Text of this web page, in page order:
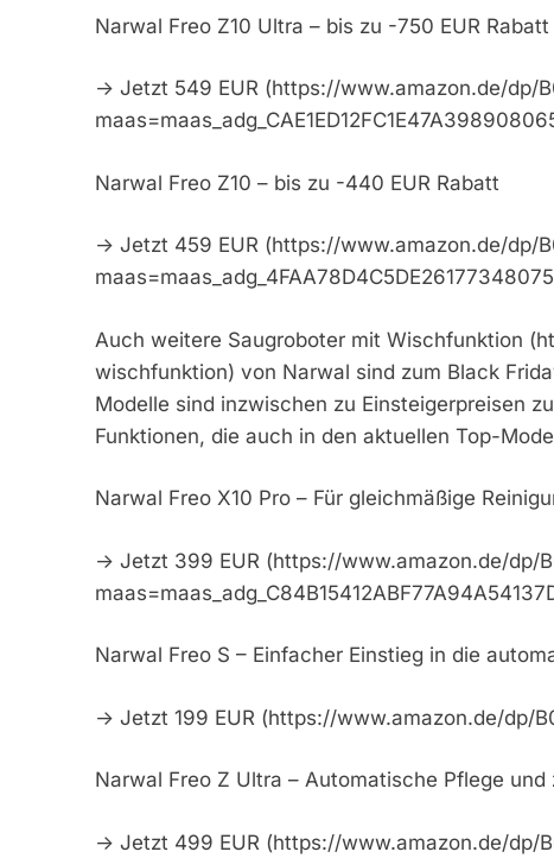
Narwal Freo Z10 Ultra – bis zu -750 EUR Rabatt
-> Jetzt 549 EUR (https://www.amazon.de/dp/
Narwal Freo Z10 – bis zu -440 EUR Rabatt
-> Jetzt 459 EUR (https://www.amazon.de/dp/
Auch weitere Saugroboter mit Wischfunktion
wischfunktion) von Narwal sind zum Black
Modelle sind inzwischen zu Einsteigerpreisen
Funktionen, die auch in den aktuellen Top-
Narwal Freo X10 Pro – Für gleichmäßige
-> Jetzt 399 EUR (https://www.amazon.de/dp/
Narwal Freo S – Einfacher Einstieg in die
-> Jetzt 199 EUR (https://www.amazon.de/dp/
Narwal Freo Z Ultra – Automatische Pflege
-> Jetzt 499 EUR (https://www.amazon.de/dp/